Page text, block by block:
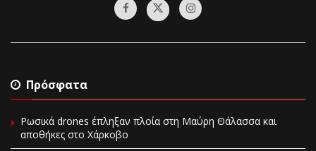
Πρόσφατα
Ρωσικά drones έπληξαν πλοία στη Μαύρη Θάλασσα και
αποθήκες στο Χάρκοβο